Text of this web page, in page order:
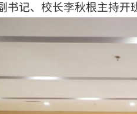
记、校长李秋根主持开